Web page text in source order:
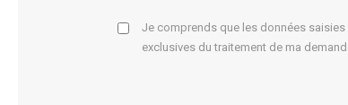
Je comprends que les données
exclusives du traitement de ma